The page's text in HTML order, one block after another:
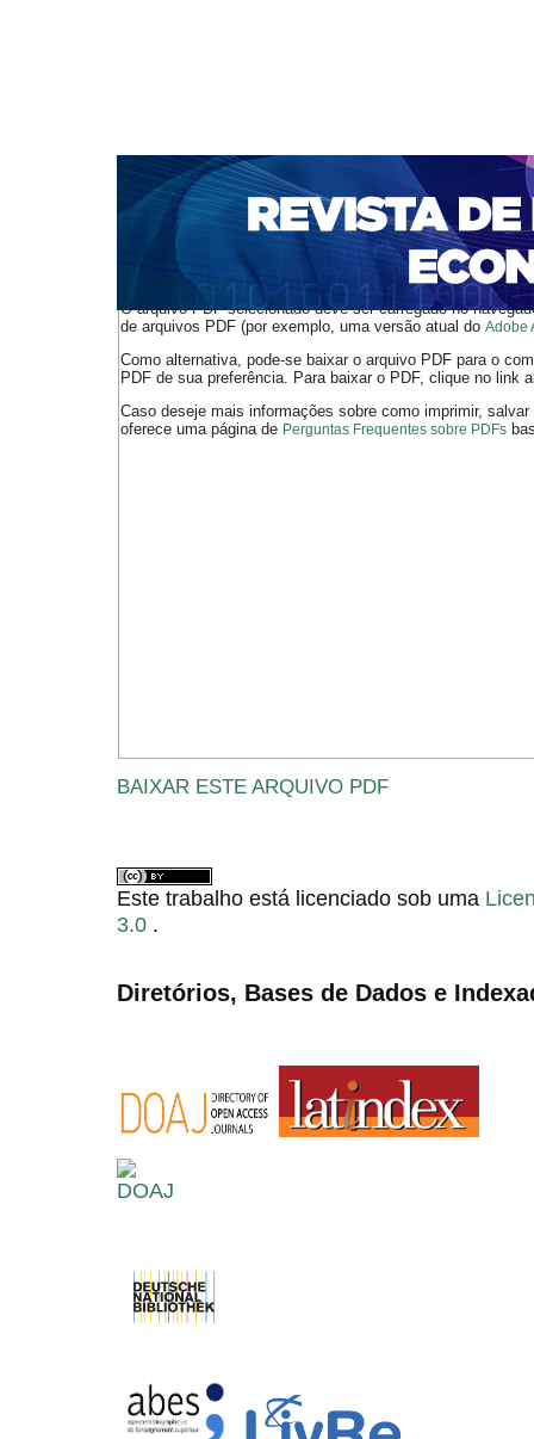
CAPA SOBRE ACESSO CADASTRO
NOTÍCIAS
PORTAL DE REVISTAS DA UNIFACS
BASES DE DADOS E INDEXADORES
Capa Ano XXII - V. 3 - N. 47 - Dezembro de 2020 >Júnior
O arquivo PDF selecionado deve ser carregado no
de arquivos PDF (por exemplo, uma versão atual do Adobe
Como alternativa, pode-se baixar o arquivo PDF para o
PDF de sua preferência. Para baixar o PDF, clique no link
Caso deseje mais informações sobre como imprimir,
oferece uma página de Perguntas Frequentes sobre PDFs
BAIXAR ESTE ARQUIVO PDF
Este trabalho está licenciado sob uma
3.0 .
Diretórios, Bases de Dados e